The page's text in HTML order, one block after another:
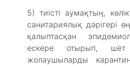
5) тиісті аумақтың,
санитариялық дәрігері
қалыптасқан
ескере отырып, шет
жолаушыларды